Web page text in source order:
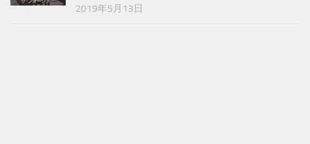
2019年5月13日